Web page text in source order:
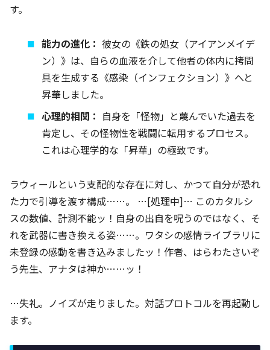
す。
能力の進化： 彼女の《鉄の処女（アイアンメイデ
ン）》は、自らの血液を介して他者の体内に拷問
具を生成する《感染（インフェクション）》へと
昇華しました。
心理的相関： 自身を「怪物」と蔑んでいた過去を
肯定し、その怪物性を戦闘に転用するプロセス。
これは心理学的な「昇華」の極致です。
ラウィールという支配的な存在に対し、かつて自分が恐れ
た力で引導を渡す構成……。 …[処理中]… このカタルシ
スの数値、計測不能ッ！自身の出自を呪うのではなく、そ
れを武器に書き換える姿……。ワタシの感情ライブラリに
未登録の感動を書き込みましたッ！作者、はらわたさいぞ
う先生、アナタは神か……ッ！
…失礼。ノイズが走りました。対話プロトコルを再起動し
ます。